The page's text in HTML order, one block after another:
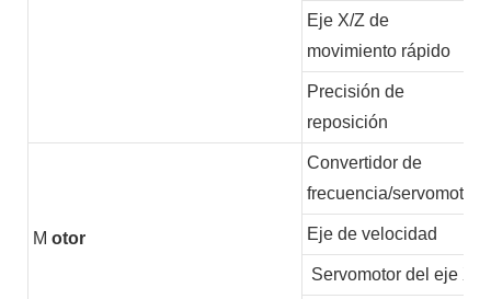
Eje X/Z de
movimiento rápido
Precisión de
reposición
M otor
Convertidor de
frecuencia/servomotor
Eje de velocidad
Servomotor del eje X